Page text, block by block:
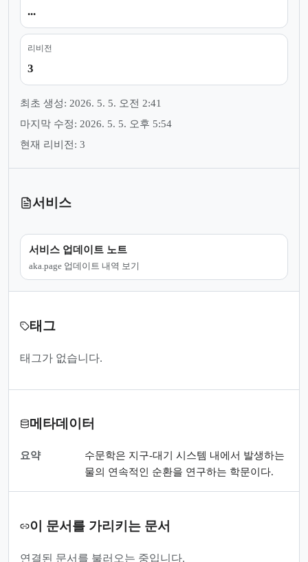
...
리비전
3
최초 생성: 2026. 5. 5. 오전 2:41
마지막 수정: 2026. 5. 5. 오후 5:54
현재 리비전: 3
서비스
서비스 업데이트 노트
aka.page 업데이트 내역 보기
태그
태그가 없습니다.
메타데이터
요약
수문학은 지구-대기 시스템 내에서 발생하는
물의 연속적인 순환을 연구하는 학문이다.
이 문서를 가리키는 문서
연결된 문서를 불러오는 중입니다.